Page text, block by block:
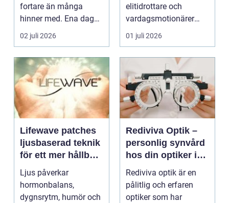
fortare än många
hinner med. Ena dagen
ryms hela foten i...
02 juli 2026
elitidrottare och
vardagsmotionärer
för...
01 juli 2026
Lifewave patches
ljusbaserad teknik
för ett mer hållbart
välbefinnande
Ljus påverkar
hormonbalans,
dygnsrytm, humör och
Rediviva Optik –
personlig synvård
hos din optiker i
Uppsala
Rediviva optik är en
pålitlig och erfaren
optiker som har